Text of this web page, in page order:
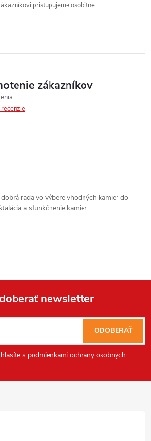
pristupujeme osobitne.
zákazníkov
rada vo výbere vhodných kamier do
a sfunkčnenie kamier.
newsletter
s podmienkami ochrany osobných
ODOBERAŤ
Powered by chaterimo